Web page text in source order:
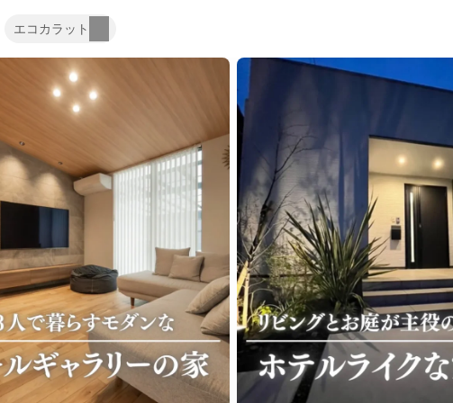
エコカラット
ホテルライク ジャパンディ
リビ
アイ工務店
キッチンハウス / kitchenhouse
LIXIL